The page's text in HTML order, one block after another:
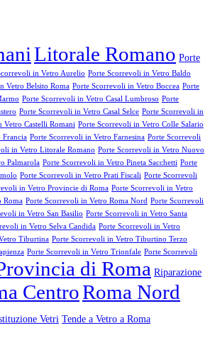
Litorale Romano Porte
in Vetro Aurelio Porte Scorrevoli in Vetro Baldo
Vetro Belsito Roma Porte Scorrevoli in Vetro Boccea Porte
Porte Scorrevoli in Vetro Casal Lumbroso Porte
Porte Scorrevoli in Vetro Casal Selce Porte Scorrevoli in
Vetro Castelli Romani Porte Scorrevoli in Vetro Colle Salario
Francia Porte Scorrevoli in Vetro Farnesina Porte Scorrevoli
in Vetro Litorale Romano Porte Scorrevoli in Vetro Nuovo
Palmarola Porte Scorrevoli in Vetro Pineta Sacchetti Porte
Porte Scorrevoli in Vetro Prati Fiscali Porte Scorrevoli
in Vetro Provincie di Roma Porte Scorrevoli in Vetro
Roma Porte Scorrevoli in Vetro Roma Nord Porte Scorrevoli
in Vetro San Basilio Porte Scorrevoli in Vetro Santa
in Vetro Selva Candida Porte Scorrevoli in Vetro
Tiburtina Porte Scorrevoli in Vetro Tiburtino Terzo
Porte Scorrevoli in Vetro Trionfale Porte Scorrevoli
di Roma Riparazione
CentroRoma Nord
Vetri Tende a Vetro a Roma